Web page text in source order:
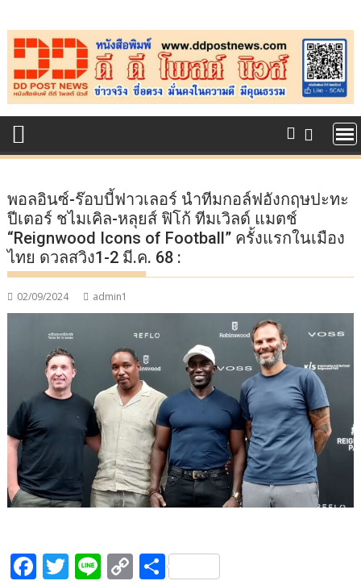
to
content
พอลอินซ์-ร๊อบบี้ฟาวเลอร์​ นำทีมกอล์ฟอังกฤษ​ปะทะ​
ปีเตอร์​ ​ชไมเคิล-หลุยส์​ ฟิโก้​ ทีมเวิลด์​ แมตช์
“Reignwood Icons of Football” ครั้งแรกในเมือง
ไทย ดวลสวิง​1-2 มี.ค. 68 :
02/09/2024 admin1
F T Li C S